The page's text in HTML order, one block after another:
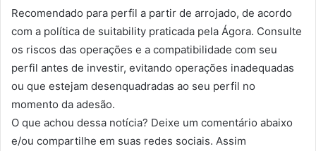
Recomendado para perfil a partir de arrojado, de acordo
com a política de suitability praticada pela Ágora. Consulte
os riscos das operações e a compatibilidade com seu
perfil antes de investir, evitando operações inadequadas
ou que estejam desenquadradas ao seu perfil no
momento da adesão.
O que achou dessa notícia? Deixe um comentário abaixo
e/ou compartilhe em suas redes sociais. Assim